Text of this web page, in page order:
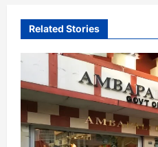
Related Stories